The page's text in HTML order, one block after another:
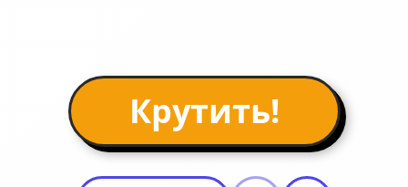
Крутить!